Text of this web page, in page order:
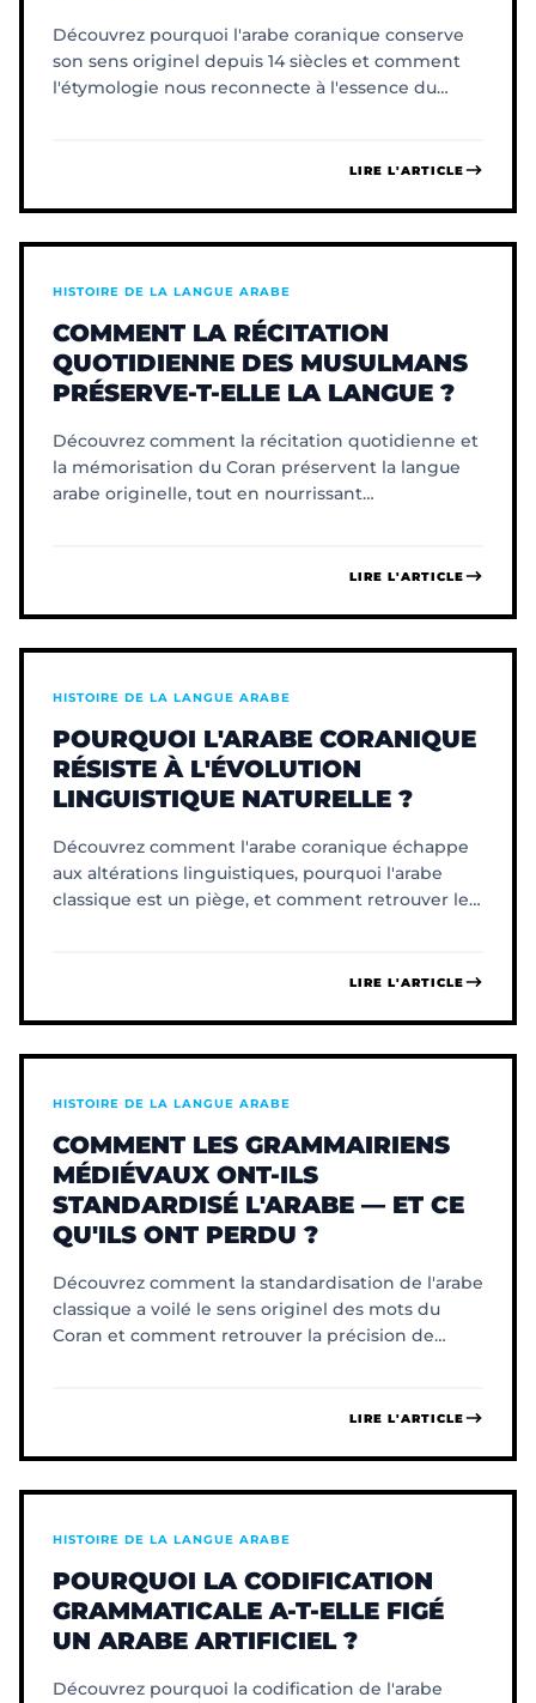
Découvrez pourquoi l'arabe coranique conserve
son sens originel depuis 14 siècles et comment
l'étymologie nous reconnecte à l'essence du
LIRE L'ARTICLE
HISTOIRE DE LA LANGUE ARABE
COMMENT LA RÉCITATION
QUOTIDIENNE DES MUSULMANS
PRÉSERVE-T-ELLE LA LANGUE ?
Découvrez comment la récitation quotidienne et
la mémorisation du Coran préservent la langue
arabe originelle, tout en nourrissant
LIRE L'ARTICLE
HISTOIRE DE LA LANGUE ARABE
POURQUOI L'ARABE CORANIQUE
RÉSISTE À L'ÉVOLUTION
LINGUISTIQUE NATURELLE ?
Découvrez comment l'arabe coranique échappe
aux altérations linguistiques, pourquoi l'arabe
classique est un piège, et comment retrouver le
LIRE L'ARTICLE
HISTOIRE DE LA LANGUE ARABE
COMMENT LES GRAMMAIRIENS
MÉDIÉVAUX ONT-ILS
STANDARDISÉ L'ARABE — ET CE
QU'ILS ONT PERDU ?
Découvrez comment la standardisation de l'arabe
classique a voilé le sens originel des mots du
Coran et comment retrouver la précision de
LIRE L'ARTICLE
HISTOIRE DE LA LANGUE ARABE
POURQUOI LA CODIFICATION
GRAMMATICALE A-T-ELLE FIGÉ
UN ARABE ARTIFICIEL ?
Découvrez pourquoi la codification de l'arabe